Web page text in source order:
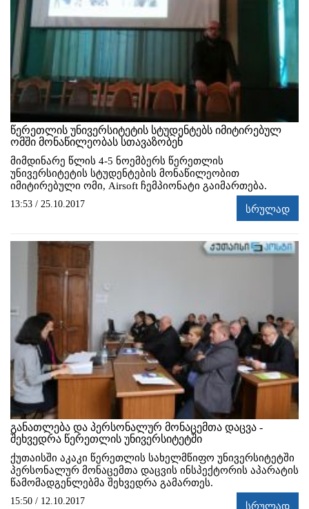
წერეთლის უნივერსიტეტის სტუდენტებს იმიტირებულ
ომში მონაწილეობას სთავაზობენ
მიმდინარე წლის 4-5 ნოემბერს წერეთლის
უნივერსიტეტის სტუდენტების მონაწილეობით
იმიტირებული ომი, Airsoft ჩემპიონატი გაიმართება.
13:53 / 25.10.2017 სრულად
განათლება და პერსონალურ მონაცემთა დაცვა -
შეხვედრა წერეთლის უნივერსიტეტში
ქუთაისში აკაკი წერეთლის სახელმწიფო უნივერსიტეტში
პერსონალურ მონაცემთა დაცვის ინსპექტორის აპარატის
წამომადგენლებმა შეხვედრა გამართეს.
15:50 / 12.10.2017 სრულად